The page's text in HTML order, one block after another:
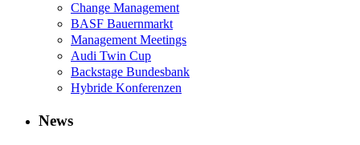
Change Management
BASF Bauernmarkt
Management Meetings
Audi Twin Cup
Backstage Bundesbank
Hybride Konferenzen
News